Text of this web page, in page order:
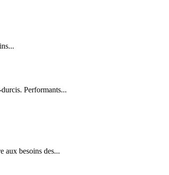
Performants...
aux besoins des...